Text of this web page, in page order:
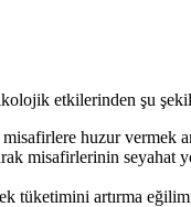
etkilerinden şu
huzur vermek
misafirlerinin seyahat
tüketimini artırma